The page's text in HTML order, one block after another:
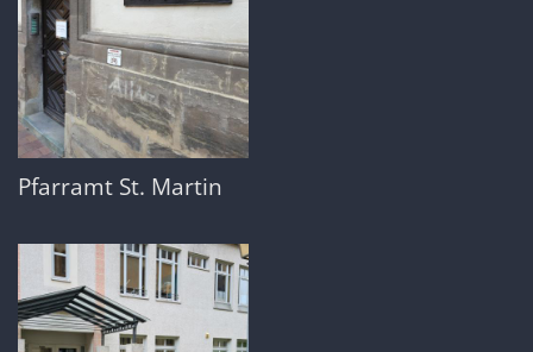
Pfarramt St. Martin